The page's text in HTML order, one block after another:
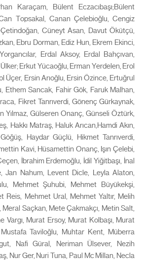
Karaçam, Bülent Eczacıbaşı;Bülent
Topsakal, Canan Çelebioğlu, Cengiz
Cüneyt Asan, Davut Ökütçü,
Ebru Dorman, Ediz Hun, Ekrem Ekinci,
Erdal Aksoy, Erdal Bahçıvan,
Ülker; Erkut Yücaoğlu, Erman Yerdelen, Erol
Üçer, Ersin Arıoğlu, Ersin Özince, Ertuğrul
Ethem Sancak, Fahir Gök, Faruk Malhan,
Fikret Tanrıverdi, Gönenç Gürkaynak,
Yılmaz, Gülseren Onanç, Günseli Öztürk,
Hakkı Matraş, Haluk Arıcan,Hamdi Akın,
Haydar Güçlü, Hikmet Tanrıverdi,
Kavi, Hüsamettin Onanç, Işın Çelebi,
İbrahim Erdemoğlu, İdil Yiğitbaşı, İnal
Jan Nahum, Levent Dicle, Leyla Alaton,
Mehmet Şuhubi, Mehmet Büyükekşi,
Reis, Mehmet Ural, Mehmet Yaltır, Melih
Saçkan, Mete Çakmakçı, Metin Salt,
Vargı, Murat Ersoy, Murat Kolbaşı, Murat
Taviloğlu, Muhtar Kent, Müberra
Nafi Güral, Neriman Ülsever, Nezih
Nur Ger, Nuri Tuna, Paul Mc Millan, Necla